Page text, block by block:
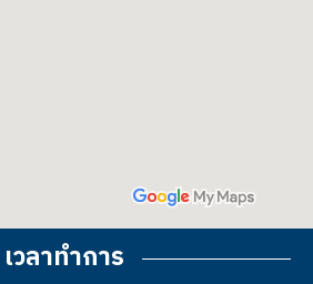
เวลาทำการ